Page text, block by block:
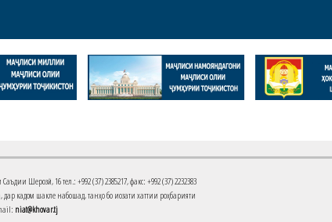
Шерозӣ, 16 тел.: +992 (37) 2385217, факс: +992 (37) 2232383
кадом шакле набошад, танҳо бо иҷозати хаттии роҳбарияти
niat@khovar.tj